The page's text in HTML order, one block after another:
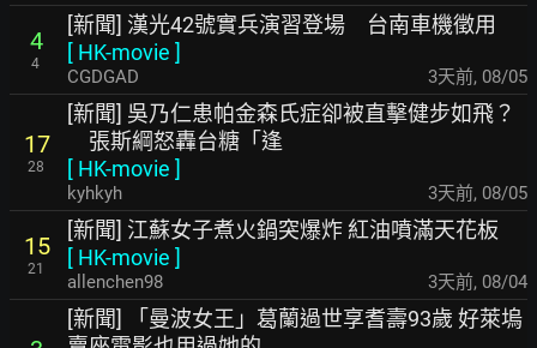
4
4
[新聞] 漢光42號實兵演習登場 台南車機徵用
[ HK-movie ]
CGDGAD 3天前, 08/05
17
28
[新聞] 吳乃仁患帕金森氏症卻被直擊健步如飛？
張斯綱怒轟台糖「逢
[ HK-movie ]
kyhkyh 3天前, 08/05
15
21
[新聞] 江蘇女子煮火鍋突爆炸 紅油噴滿天花板
[ HK-movie ]
allenchen98 3天前, 08/04
[新聞] 「曼波女王」葛蘭過世享耆壽93歲 好萊塢